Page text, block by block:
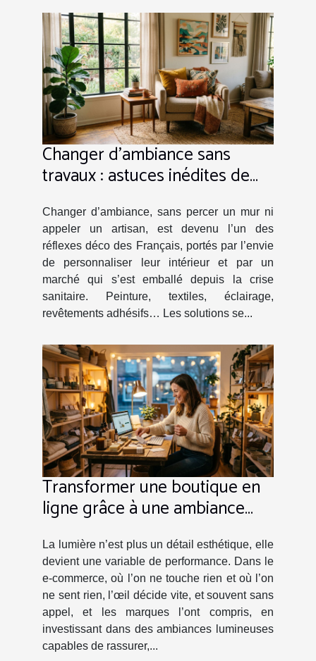
Changer d’ambiance sans
travaux : astuces inédites de
Changer d’ambiance, sans percer un mur ni
appeler un artisan, est devenu l’un des
réflexes déco des Français, portés par l’envie
de personnaliser leur intérieur et par un
marché qui s’est emballé depuis la crise
sanitaire. Peinture, textiles, éclairage,
revêtements adhésifs… Les solutions se...
Transformer une boutique en
ligne grâce à une ambiance
La lumière n’est plus un détail esthétique, elle
devient une variable de performance. Dans le
e-commerce, où l’on ne touche rien et où l’on
ne sent rien, l’œil décide vite, et souvent sans
appel, et les marques l’ont compris, en
investissant dans des ambiances lumineuses
capables de rassurer,...